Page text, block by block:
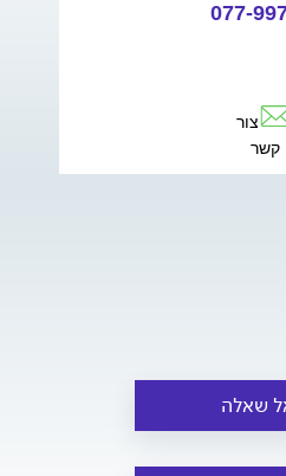
077-
צור
קשר
שאלה